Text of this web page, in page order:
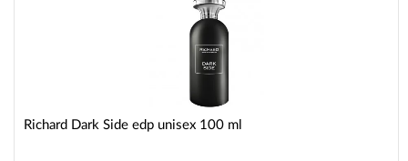
Richard Dark Side edp unisex 100 ml